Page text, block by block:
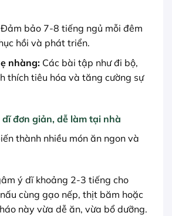
bảo 7-8 tiếng ngủ mỗi đêm
hồi và phát triển.
nhàng:Các bài tập như đi bộ,
thích tiêu hóa và tăng cường sự
dĩ đơn giản, dễ làm tại nhà
thành nhiều món ăn ngon và
ý dĩ khoảng 2-3 tiếng cho
cùng gạo nếp, thịt băm hoặc
này vừa dễ ăn, vừa bổ dưỡng.